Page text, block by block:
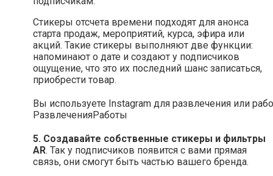
Стикеры отсчета времени подходят для анонса
старта продаж, мероприятий, курса, эфира или
акций. Такие стикеры выполняют две функции:
напоминают о дате и создают у подписчиков
ощущение, что это их последний шанс записаться,
приобрести товар.
Вы используете Instagram для развлечения или
РазвлеченияРаботы
5. Создавайте собственные стикеры и фильтры
AR. Так у подписчиков появится с вами прямая
связь, они смогут быть частью вашего бренда.